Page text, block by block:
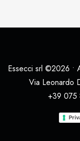
Essecci srl ©2026 •
Via Leonardo
+39 075